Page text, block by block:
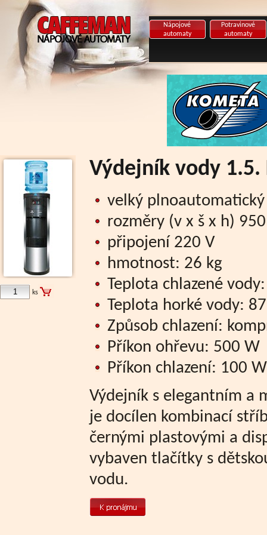
Nápojové
automaty
Potravinové
automaty
ks
Výdejník vody 1.5.
velký
rozměry (v x š x h)
připojení 220 V
hmotnost: 26 kg
Teplota chlazené
Teplota horké vody: 87
Způsob chlazení:
Příkon ohřevu: 500 W
Příkon chlazení: 100 W
Výdejník s elegantním a
je docílen kombinací
černými plastovými a
vybaven tlačítky s
vodu.